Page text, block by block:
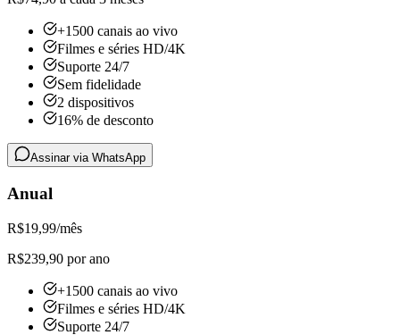
+1500 canais ao vivo
Filmes e séries HD/4K
Suporte 24/7
Sem fidelidade
2 dispositivos
16% de desconto
Assinar via WhatsApp
Anual
R$19,99/mês
R$239,90 por ano
+1500 canais ao vivo
Filmes e séries HD/4K
Suporte 24/7